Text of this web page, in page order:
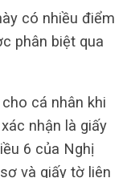
có nhiều điểm
phân biệt qua
cá nhân khi
nhận là giấy
6 của Nghị
và giấy tờ liên